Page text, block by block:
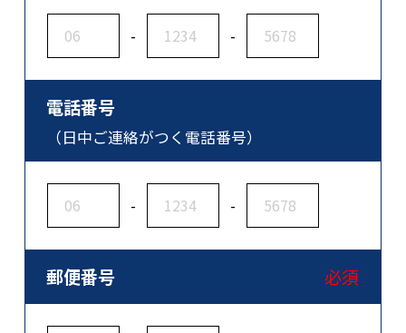
- -
電話番号
（日中ご連絡がつく電話番号）
- -
郵便番号 必須